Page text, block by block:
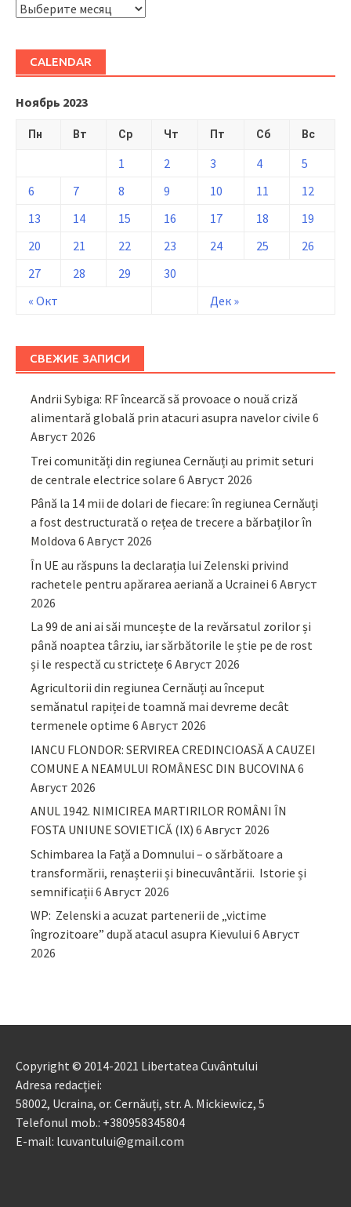
ARHIVĂ
CALENDAR
Ноябрь 2023
Пн Вт Ср Чт Пт Сб Вс
« Окт Дек »
1 2 3 4
5
6
7 8 9 10 11
12
13
14 15 16 17 18
19
20
21 22 23 24 25
26
27
28 29 30
СВЕЖИЕ ЗАПИСИ
Andrii Sybiga: RF încearcă să provoace o nouă criză
alimentară globală prin atacuri asupra navelor civile 6
Август 2026
Trei comunități din regiunea Cernăuți au primit seturi
de centrale electrice solare 6 Август 2026
Până la 14 mii de dolari de fiecare: în regiunea Cernăuți
a fost destructurată o rețea de trecere a bărbaților în
Moldova 6 Август 2026
În UE au răspuns la declarația lui Zelenski privind
rachetele pentru apărarea aeriană a Ucrainei 6 Август
2026
La 99 de ani ai săi muncește de la revărsatul zorilor și
până noaptea târziu, iar sărbătorile le știe pe de rost
și le respectă cu strictețe 6 Август 2026
Agricultorii din regiunea Cernăuți au început
semănatul rapiței de toamnă mai devreme decât
termenele optime 6 Август 2026
IANCU FLONDOR: SERVIREA CREDINCIOASĂ A CAUZEI
COMUNE A NEAMULUI ROMÂNESC DIN BUCOVINA6
Август 2026
ANUL 1942. NIMICIREA MARTIRILOR ROMÂNI ÎN
FOSTA UNIUNE SOVIETICĂ (IX) 6 Август 2026
Schimbarea la Față a Domnului – o sărbătoare a
transformării, renașterii și binecuvântării. Istorie și
semnificații 6 Август 2026
WP: Zelenski a acuzat partenerii de „victime
îngrozitoare” după atacul asupra Kievului 6 Август
2026
Copyright © 2014-2021 Libertatea Cuvântului
Adresa redacției:
58002, Ucraina, or. Cernăuți, str. A. Mickiewicz, 5
Telefonul mob.: +380958345804
E-mail: lcuvantului@gmail.com